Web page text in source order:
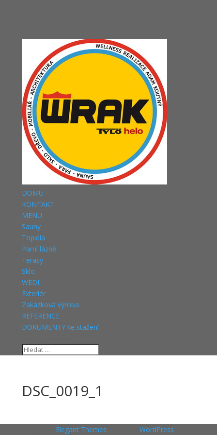
DOMU
KONTAKT
MENU
Sauny
Topidla
Parní lázně
Terasy
Sklo
WEDI
Exteriér
Zakázková výroba
REFERENCE
DOKUMENTY ke stažení
DSC_0019_1
Elegant Themes WordPress